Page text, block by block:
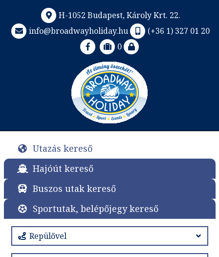
H-1052 Budapest, Károly Krt. 22.
info@broadwayholiday.hu
(+36 1) 327 01 20
0
Utazás kereső
Hajóút kereső
Buszos utak kereső
Sportutak, belépőjegy kereső